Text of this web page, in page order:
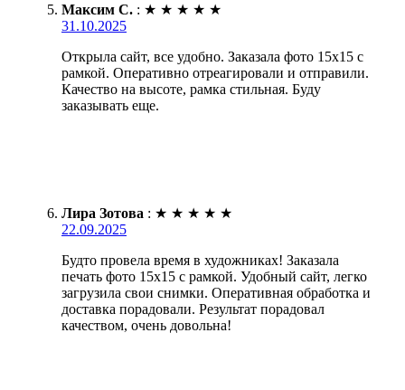
Максим С. : ★ ★ ★ ★ ★
31.10.2025
Открыла сайт, все удобно. Заказала фото 15х15 с
рамкой. Оперативно отреагировали и отправили.
Качество на высоте, рамка стильная. Буду
заказывать еще.
Лира Зотова : ★ ★ ★ ★ ★
22.09.2025
Будто провела время в художниках! Заказала
печать фото 15х15 с рамкой. Удобный сайт, легко
загрузила свои снимки. Оперативная обработка и
доставка порадовали. Результат порадовал
качеством, очень довольна!